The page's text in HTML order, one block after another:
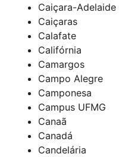
Caiçara-Adelaide
Caiçaras
Calafate
Califórnia
Camargos
Campo Alegre
Camponesa
Campus UFMG
Canaã
Canadá
Candelária